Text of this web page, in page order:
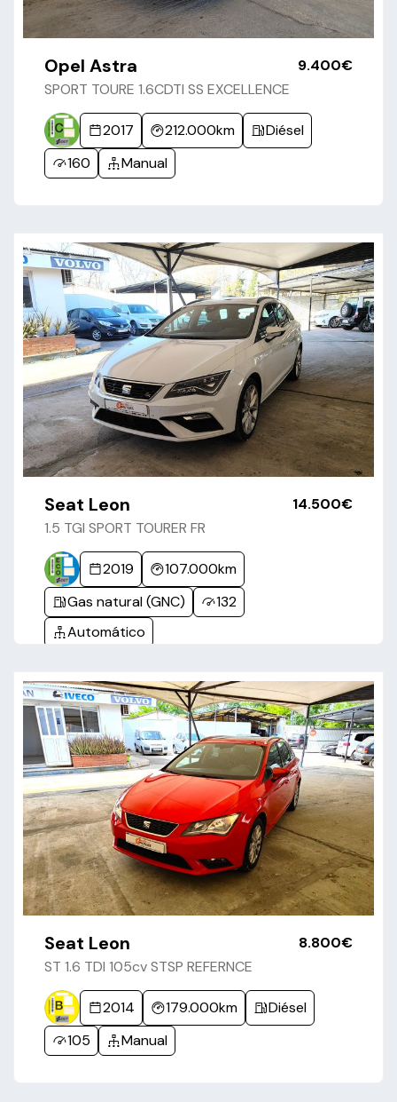
Opel Astra
SPORT TOURE 1.6CDTI SS EXCELLENCE
9.400€
2017 212.000km
Diésel
160
Manual
Seat Leon
1.5 TGI SPORT TOURER FR
14.500€
2019
107.000km
Gas natural (GNC)
132
Automático
Seat Leon
ST 1.6 TDI 105cv STSP REFERNCE
8.800€
2014 179.000km
Diésel
105
Manual